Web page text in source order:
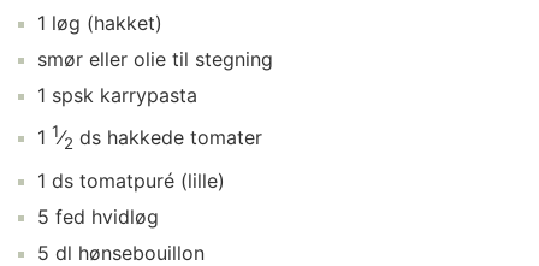
1 løg (hakket)
smør eller olie til stegning
1 spsk karrypasta
1 1⁄2 ds hakkede tomater
1 ds tomatpuré (lille)
5 fed hvidløg
5 dl hønsebouillon